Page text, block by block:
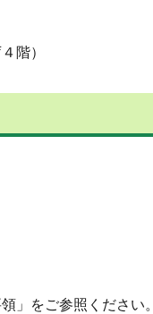
階）
をご参照ください。